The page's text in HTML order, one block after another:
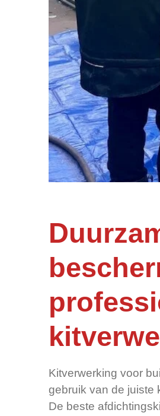
Kitverwerking voor
gebruik van de juiste
De beste